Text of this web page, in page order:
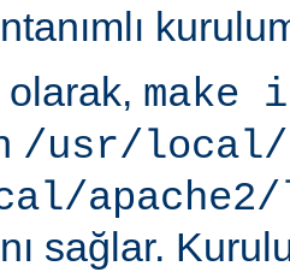
olarak, make
/usr/local/
sağlar.